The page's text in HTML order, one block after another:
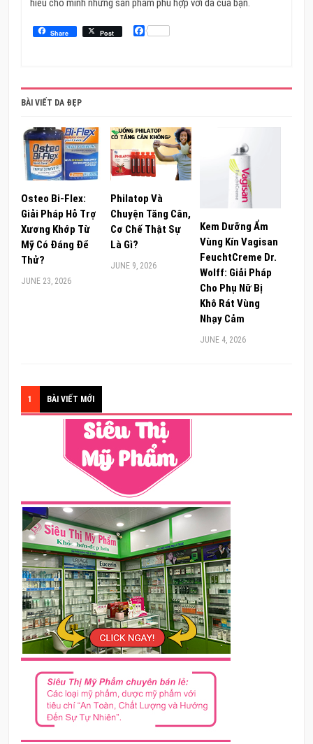
hiểu cho mình những sản phẩm phù hợp với da của bạn.
Share Post Facebook
BÀI VIẾT DA ĐẸP
Osteo Bi-Flex:
Giải Pháp Hỗ Trợ
Xương Khớp Từ
Mỹ Có Đáng Để
Thử?
JUNE 23, 2026
Philatop Và
Chuyện Tăng Cân,
Cơ Chế Thật Sự
Là Gì?
JUNE 9, 2026
Kem Dưỡng Ẩm
Vùng Kín Vagisan
FeuchtCreme Dr.
Wolff: Giải Pháp
Cho Phụ Nữ Bị
Khô Rát Vùng
Nhạy Cảm
JUNE 4, 2026
1 BÀI VIẾT MỚI